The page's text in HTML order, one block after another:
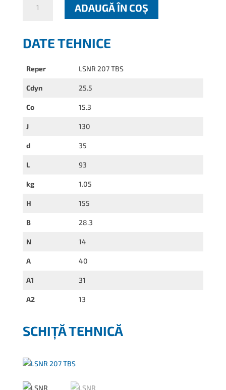
LSNR
ADAUGĂ ÎN COȘ
DATE TEHNICE
Reper LSNR 207 TBS
Cdyn 25.5
Co 15.3
J 130
d 35
L 93
kg 1.05
H 155
B 28.3
N 14
A 40
A1 31
A2 13
SCHIȚĂ TEHNICĂ